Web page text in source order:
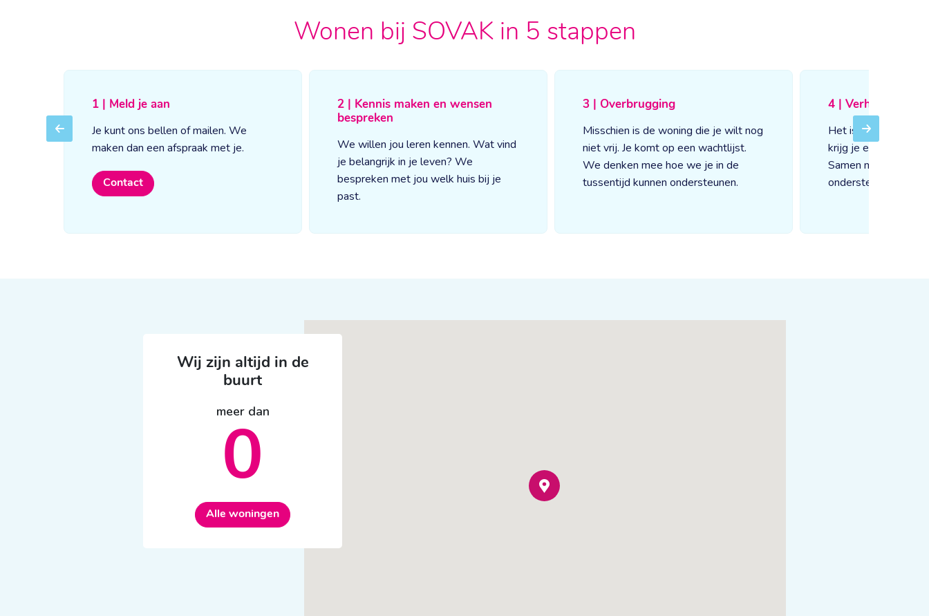
Wonen bij SOVAK in 5 stappen
Previous
1 | Meld je aan
Je kunt ons bellen of mailen. We
maken dan een afspraak met je.
Contact
2 | Kennis maken en wensen
bespreken
We willen jou leren kennen. Wat vind
je belangrijk in je leven? We
bespreken met jou welk huis bij je
past.
3 | Overbrugging
Misschien is de woning die je wilt nog
niet vrij. Je komt op een wachtlijst.
We denken mee hoe we je in de
tussentijd kunnen ondersteunen.
4 | Verhuizen
Het is zover! Als je
krijg je een
Samen maken jullie
ondersteuning.
Next
Wij zijn altijd in de
buurt
meer dan
0
Alle woningen